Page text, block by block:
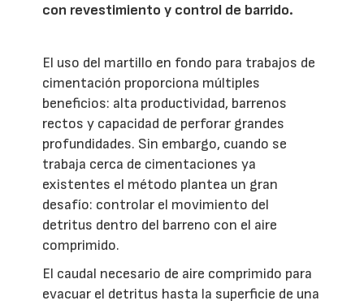
con revestimiento y control de barrido.
El uso del martillo en fondo para trabajos de
cimentación proporciona múltiples
beneficios: alta productividad, barrenos
rectos y capacidad de perforar grandes
profundidades. Sin embargo, cuando se
trabaja cerca de cimentaciones ya
existentes el método plantea un gran
desafío: controlar el movimiento del
detritus dentro del barreno con el aire
comprimido.
El caudal necesario de aire comprimido para
evacuar el detritus hasta la superficie de una